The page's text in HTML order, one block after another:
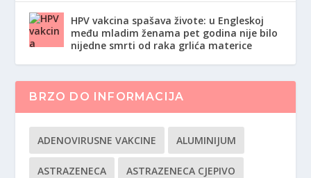
HPV vakcina spašava živote: u Engleskoj
među mladim ženama pet godina nije bilo
nijedne smrti od raka grlića materice
BRZO DO INFORMACIJA
ADENOVIRUSNE VAKCINE ALUMINIJUM
ASTRAZENECA ASTRAZENECA CJEPIVO